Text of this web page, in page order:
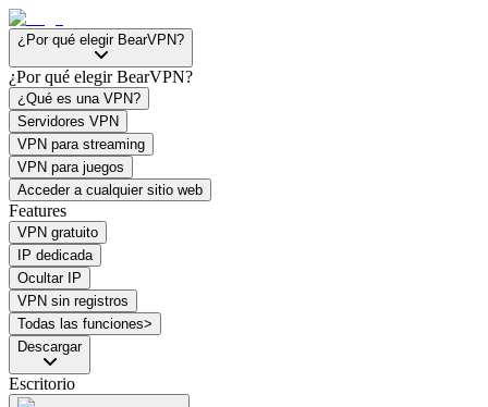
¿Por qué elegir BearVPN?
¿Por qué elegir BearVPN?
¿Qué es una VPN?
Servidores VPN
VPN para streaming
VPN para juegos
Acceder a cualquier sitio web
Features
VPN gratuito
IP dedicada
Ocultar IP
VPN sin registros
Todas las funciones>
Descargar
Escritorio